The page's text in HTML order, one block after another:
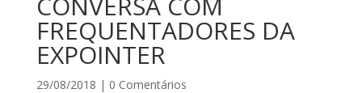
FREQUENTADORES DA
EXPOINTER
29/08/2018 | 0 Comentários